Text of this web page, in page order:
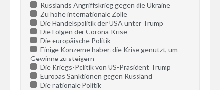
Russlands Angriffskrieg gegen die Ukraine
Zu hohe internationale Zölle
Die Handelspolitik der USA unter Trump
Die Folgen der Corona-Krise
Die europäische Politik
Einige Konzerne haben die Krise genutzt, um
Gewinne zu steigern
Die Kriegs-Politik von US-Präsident Trump
Europas Sanktionen gegen Russland
Die nationale Politik